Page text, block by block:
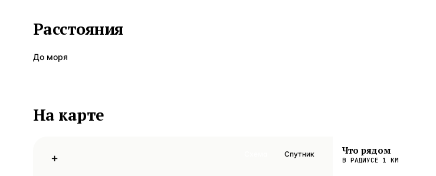
Расстояния
До моря
На карте
+
Спутник Что рядом
В РАДИУСЕ 1 КМ